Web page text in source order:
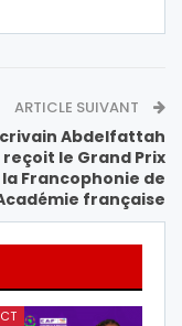
ARTICLE SUIVANT
Abdelfattah
le Grand Prix
la Francophonie de
française